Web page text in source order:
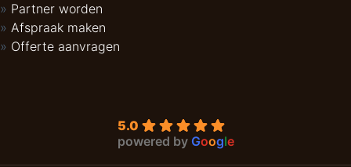
Partner worden
Afspraak maken
Offerte aanvragen
5.0
powered by Google